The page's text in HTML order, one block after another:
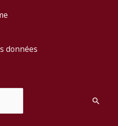
données